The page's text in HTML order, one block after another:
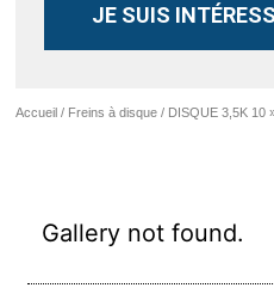
Accueil / Freins à disque / DISQUE 3,5K 10
Gallery not found.
JE SUIS